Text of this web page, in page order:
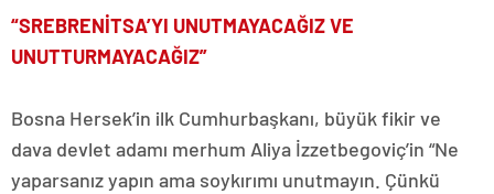
“SREBRENİTSA’YI UNUTMAYACAĞIZ VE
UNUTTURMAYACAĞIZ”
Bosna Hersek’in ilk Cumhurbaşkanı, büyük fikir ve
dava devlet adamı merhum Aliya İzzetbegoviç’in “Ne
yaparsanız yapın ama soykırımı unutmayın. Çünkü